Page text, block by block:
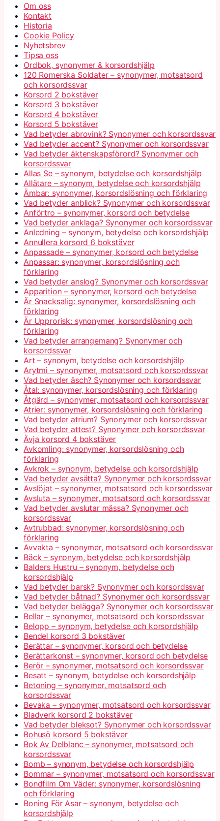
Om oss
Kontakt
Historia
Cookie Policy
Nyhetsbrev
Tipsa oss
Ordbok, synonymer & korsordshjälp
120 Romerska Soldater – synonymer, motsatsord
och korsordssvar
Korsord 2 bokstäver
Korsord 3 bokstäver
Korsord 4 bokstäver
Korsord 5 bokstäver
Vad betyder abrovink? Synonymer och korsordssvar
Vad betyder accent? Synonymer och korsordssvar
Vad betyder äktenskapsförord? Synonymer och
korsordssvar
Allas Se – synonym, betydelse och korsordshjälp
Allätare – synonym, betydelse och korsordshjälp
Ämbar: synonymer, korsordslösning och förklaring
Vad betyder anblick? Synonymer och korsordssvar
Anförtro – synonymer, korsord och betydelse
Vad betyder anklaga? Synonymer och korsordssvar
Anledning – synonym, betydelse och korsordshjälp
Annullera korsord 6 bokstäver
Anpassade – synonymer, korsord och betydelse
Anpassar: synonymer, korsordslösning och
förklaring
Vad betyder anslog? Synonymer och korsordssvar
Apparition – synonymer, korsord och betydelse
Är Snacksalig: synonymer, korsordslösning och
förklaring
Är Upprorisk: synonymer, korsordslösning och
förklaring
Vad betyder arrangemang? Synonymer och
korsordssvar
Art – synonym, betydelse och korsordshjälp
Arytmi – synonymer, motsatsord och korsordssvar
Vad betyder äsch? Synonymer och korsordssvar
Åtal: synonymer, korsordslösning och förklaring
Åtgärd – synonymer, motsatsord och korsordssvar
Atrier: synonymer, korsordslösning och förklaring
Vad betyder atrium? Synonymer och korsordssvar
Vad betyder attest? Synonymer och korsordssvar
Ävja korsord 4 bokstäver
Avkomling: synonymer, korsordslösning och
förklaring
Avkrok – synonym, betydelse och korsordshjälp
Vad betyder avsätta? Synonymer och korsordssvar
Avslöjat – synonymer, motsatsord och korsordssvar
Avsluta – synonymer, motsatsord och korsordssvar
Vad betyder avslutar mässa? Synonymer och
korsordssvar
Avtrubbad: synonymer, korsordslösning och
förklaring
Avvakta – synonymer, motsatsord och korsordssvar
Bäck – synonym, betydelse och korsordshjälp
Balders Hustru – synonym, betydelse och
korsordshjälp
Vad betyder barsk? Synonymer och korsordssvar
Vad betyder båtnad? Synonymer och korsordssvar
Vad betyder belägga? Synonymer och korsordssvar
Bellar – synonymer, motsatsord och korsordssvar
Belopp – synonym, betydelse och korsordshjälp
Bendel korsord 3 bokstäver
Berättar – synonymer, korsord och betydelse
Berättarkonst – synonymer, korsord och betydelse
Berör – synonymer, motsatsord och korsordssvar
Besatt – synonym, betydelse och korsordshjälp
Betoning – synonymer, motsatsord och
korsordssvar
Bevaka – synonymer, motsatsord och korsordssvar
Bladverk korsord 2 bokstäver
Vad betyder bleksot? Synonymer och korsordssvar
Bohusö korsord 5 bokstäver
Bok Av Delblanc – synonymer, motsatsord och
korsordssvar
Bomb – synonym, betydelse och korsordshjälp
Bommar – synonymer, motsatsord och korsordssvar
Bondfilm Om Väder: synonymer, korsordslösning
och förklaring
Boning För Asar – synonym, betydelse och
korsordshjälp